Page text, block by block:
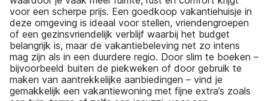
voor een scherpe prijs. Een goedkoop vakantiehuisje in
deze omgeving is ideaal voor stellen, vriendengroepen
of een gezinsvriendelijk verblijf waarbij het budget
belangrijk is, maar de vakantiebeleving net zo intens
mag zijn als in een duurdere regio. Door slim te boeken –
bijvoorbeeld buiten de piekweken of door gebruik te
maken van aantrekkelijke aanbiedingen – vind je
gemakkelijk een vakantiewoning met fijne extra’s zoals